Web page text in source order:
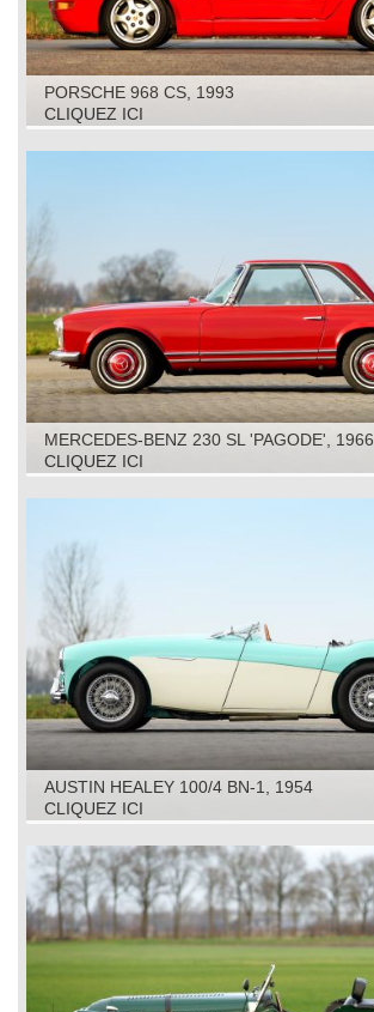
PORSCHE 968 CS, 1993
CLIQUEZ ICI
MERCEDES-BENZ 230 SL 'PAGODE', 1966
CLIQUEZ ICI
AUSTIN HEALEY 100/4 BN-1, 1954
CLIQUEZ ICI